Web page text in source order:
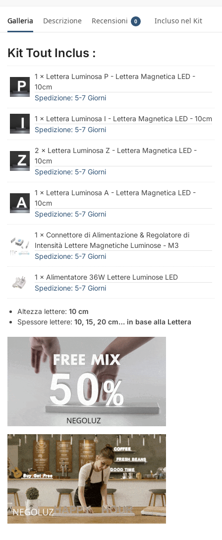
Galleria Descrizione Recensioni 0 Incluso nel Kit
Kit Tout Inclus :
1 × Lettera Luminosa P - Lettera Magnetica LED -
10cm
Spedizione: 5-7 Giorni
1 × Lettera Luminosa I - Lettera Magnetica LED - 10cm
Spedizione: 5-7 Giorni
2 × Lettera Luminosa Z - Lettera Magnetica LED -
10cm
Spedizione: 5-7 Giorni
1 × Lettera Luminosa A - Lettera Magnetica LED -
10cm
Spedizione: 5-7 Giorni
1 × Connettore di Alimentazione & Regolatore di
Intensità Lettere Magnetiche Luminose - M3
Spedizione: 5-7 Giorni
1 × Alimentatore 36W Lettere Luminose LED
Spedizione: 5-7 Giorni
Altezza lettere: 10 cm
Spessore lettere: 10, 15, 20 cm… in base alla Lettera